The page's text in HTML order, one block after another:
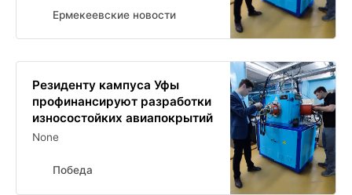
Ермекеевские новости
Резиденту кампуса Уфы
профинансируют разработки
износостойких авиапокрытий
None
Победа